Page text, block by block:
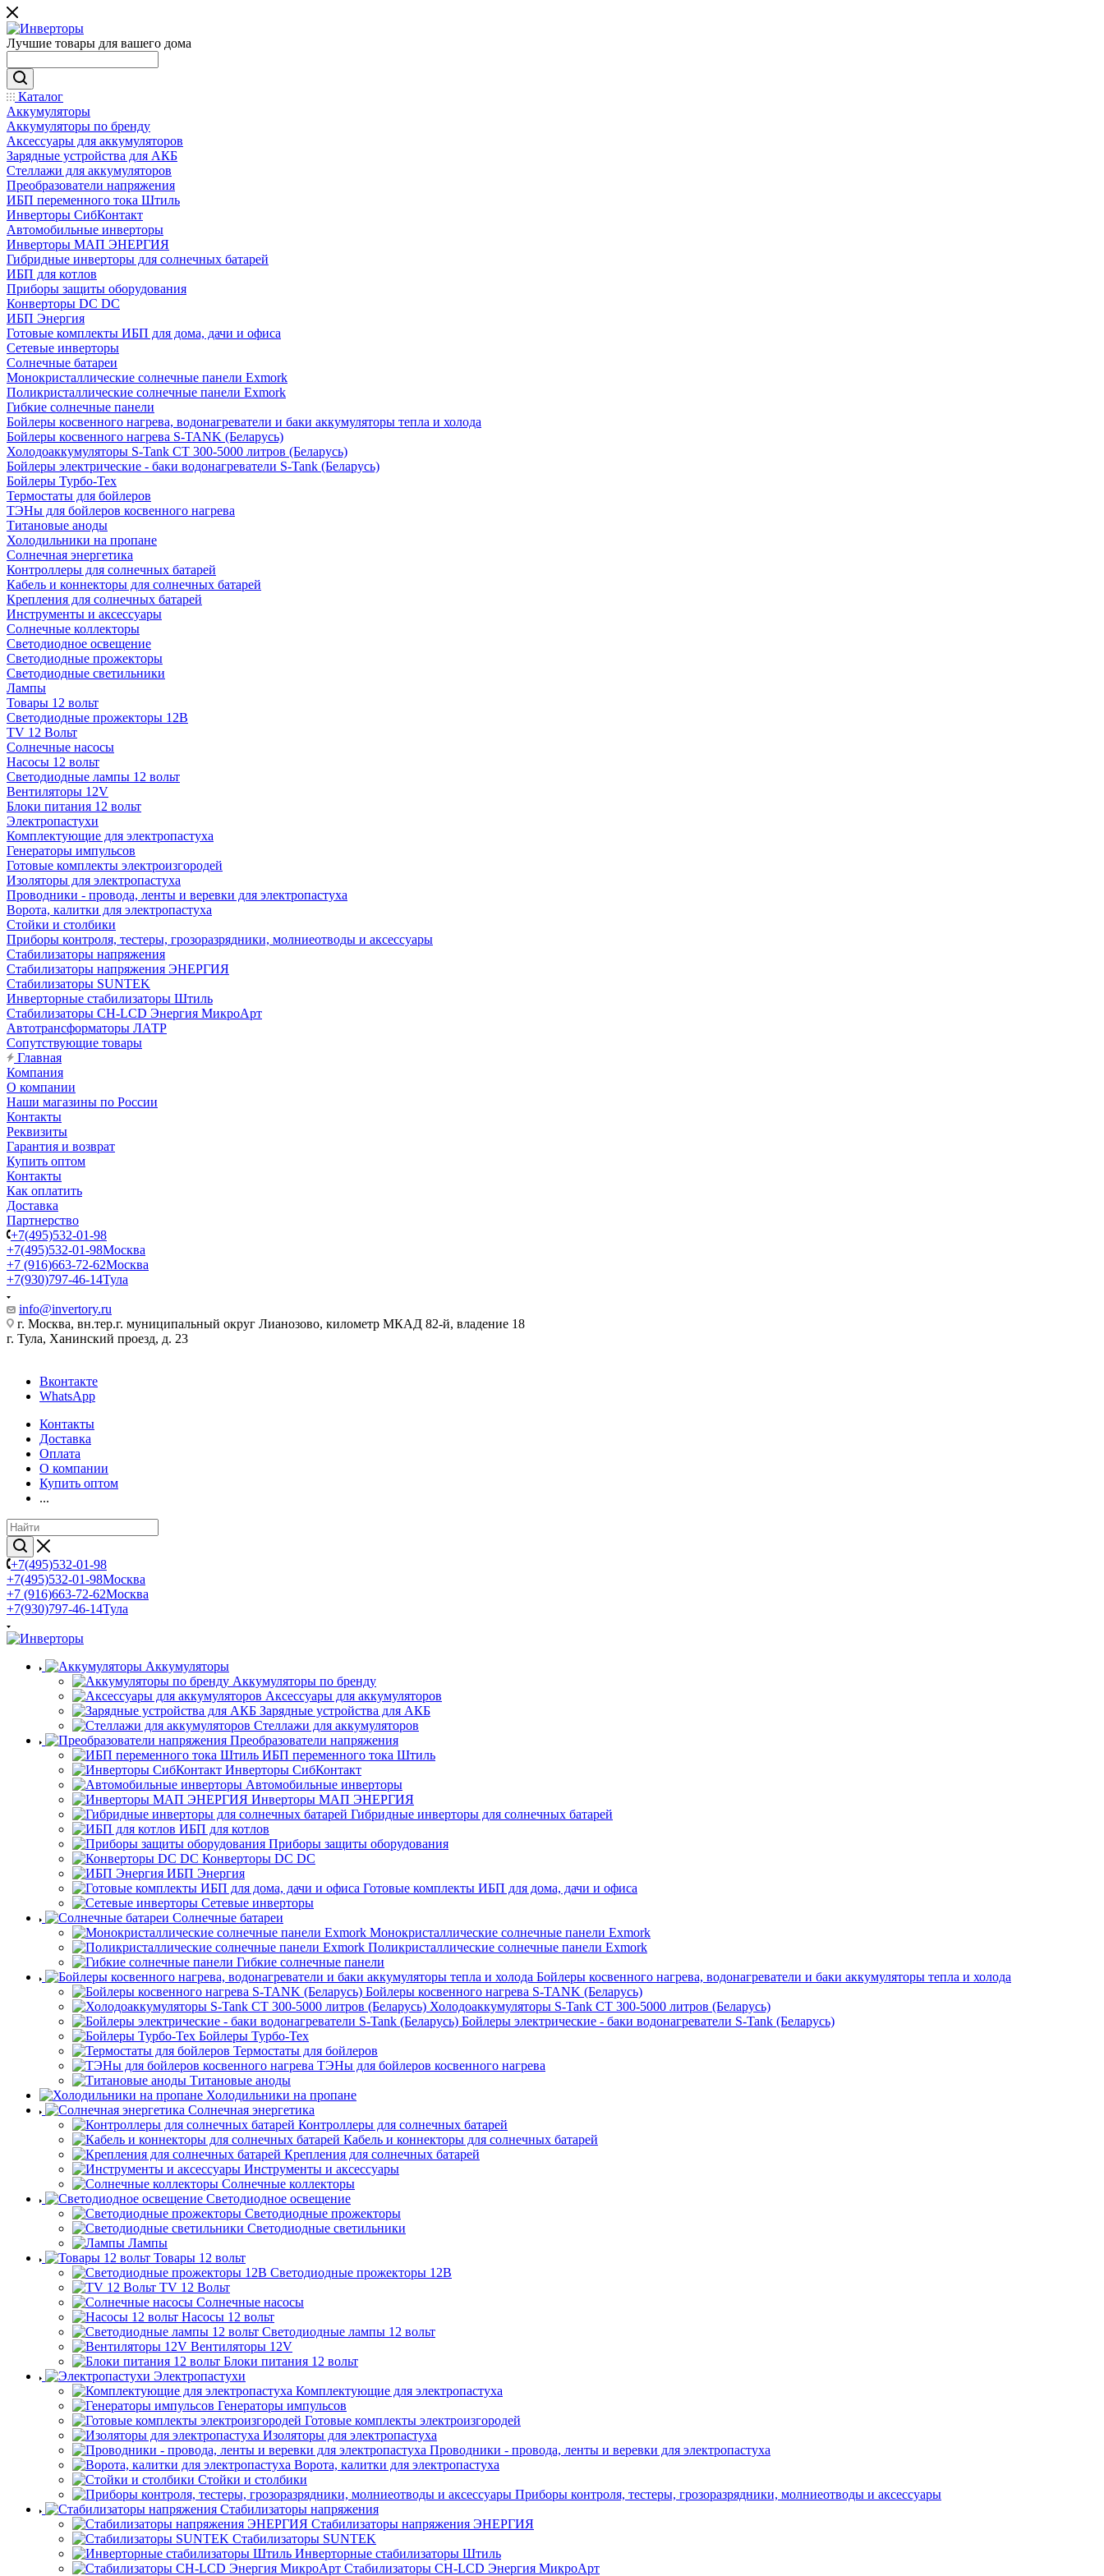
Лучшие товары для вашего дома
Каталог
Аккумуляторы
Аккумуляторы по бренду
Аксессуары для аккумуляторов
Зарядные устройства для АКБ
Стеллажи для аккумуляторов
Преобразователи напряжения
ИБП переменного тока Штиль
Инверторы СибКонтакт
Автомобильные инверторы
Инверторы МАП ЭНЕРГИЯ
Гибридные инверторы для солнечных батарей
ИБП для котлов
Приборы защиты оборудования
Конверторы DC DC
ИБП Энергия
Готовые комплекты ИБП для дома, дачи и офиса
Сетевые инверторы
Солнечные батареи
Монокристаллические солнечные панели Exmork
Поликристаллические солнечные панели Exmork
Гибкие солнечные панели
Бойлеры косвенного нагрева, водонагреватели и баки аккумуляторы тепла и холода
Бойлеры косвенного нагрева S-TANK (Беларусь)
Холодоаккумуляторы S-Tank СТ 300-5000 литров (Беларусь)
Бойлеры электрические - баки водонагреватели S-Tank (Беларусь)
Бойлеры Турбо-Тех
Термостаты для бойлеров
ТЭНы для бойлеров косвенного нагрева
Титановые аноды
Холодильники на пропане
Солнечная энергетика
Контроллеры для солнечных батарей
Кабель и коннекторы для солнечных батарей
Крепления для солнечных батарей
Инструменты и аксессуары
Солнечные коллекторы
Светодиодное освещение
Светодиодные прожекторы
Светодиодные светильники
Лампы
Товары 12 вольт
Светодиодные прожекторы 12В
TV 12 Вольт
Солнечные насосы
Насосы 12 вольт
Светодиодные лампы 12 вольт
Вентиляторы 12V
Блоки питания 12 вольт
Электропастухи
Комплектующие для электропастуха
Генераторы импульсов
Готовые комплекты электроизгородей
Изоляторы для электропастуха
Проводники - провода, ленты и веревки для электропастуха
Ворота, калитки для электропастуха
Стойки и столбики
Приборы контроля, тестеры, грозоразрядники, молниеотводы и аксессуары
Стабилизаторы напряжения
Стабилизаторы напряжения ЭНЕРГИЯ
Стабилизаторы SUNTEK
Инверторные стабилизаторы Штиль
Стабилизаторы СН-LCD Энepгия МикроАрт
Автотрансформаторы ЛАТР
Сопутствующие товары
Главная
Компания
О компании
Наши магазины по России
Контакты
Реквизиты
Гарантия и возврат
Купить оптом
Контакты
Как оплатить
Доставка
Партнерство
+7(495)532-01-98
+7(495)532-01-98Москва
+7 (916)663-72-62Москва
+7(930)797-46-14Тула
info@invertory.ru
г. Москва, вн.тер.г. муниципальный округ Лианозово, километр МКАД 82-й, владение 18
г. Тула, Ханинский проезд, д. 23
Вконтакте
WhatsApp
Контакты
Доставка
Оплата
О компании
Купить оптом
...
+7(495)532-01-98
+7(495)532-01-98Москва
+7 (916)663-72-62Москва
+7(930)797-46-14Тула
Аккумуляторы
Аккумуляторы по бренду
Аксессуары для аккумуляторов
Зарядные устройства для АКБ
Стеллажи для аккумуляторов
Преобразователи напряжения
ИБП переменного тока Штиль
Инверторы СибКонтакт
Автомобильные инверторы
Инверторы МАП ЭНЕРГИЯ
Гибридные инверторы для солнечных батарей
ИБП для котлов
Приборы защиты оборудования
Конверторы DC DC
ИБП Энергия
Готовые комплекты ИБП для дома, дачи и офиса
Сетевые инверторы
Солнечные батареи
Монокристаллические солнечные панели Exmork
Поликристаллические солнечные панели Exmork
Гибкие солнечные панели
Бойлеры косвенного нагрева, водонагреватели и баки аккумуляторы тепла и холода
Бойлеры косвенного нагрева S-TANK (Беларусь)
Холодоаккумуляторы S-Tank СТ 300-5000 литров (Беларусь)
Бойлеры электрические - баки водонагреватели S-Tank (Беларусь)
Бойлеры Турбо-Тех
Термостаты для бойлеров
ТЭНы для бойлеров косвенного нагрева
Титановые аноды
Холодильники на пропане
Солнечная энергетика
Контроллеры для солнечных батарей
Кабель и коннекторы для солнечных батарей
Крепления для солнечных батарей
Инструменты и аксессуары
Солнечные коллекторы
Светодиодное освещение
Светодиодные прожекторы
Светодиодные светильники
Лампы
Товары 12 вольт
Светодиодные прожекторы 12В
TV 12 Вольт
Солнечные насосы
Насосы 12 вольт
Светодиодные лампы 12 вольт
Вентиляторы 12V
Блоки питания 12 вольт
Электропастухи
Комплектующие для электропастуха
Генераторы импульсов
Готовые комплекты электроизгородей
Изоляторы для электропастуха
Проводники - провода, ленты и веревки для электропастуха
Ворота, калитки для электропастуха
Стойки и столбики
Приборы контроля, тестеры, грозоразрядники, молниеотводы и аксессуары
Стабилизаторы напряжения
Стабилизаторы напряжения ЭНЕРГИЯ
Стабилизаторы SUNTEK
Инверторные стабилизаторы Штиль
Стабилизаторы СН-LCD Энepгия МикроАрт